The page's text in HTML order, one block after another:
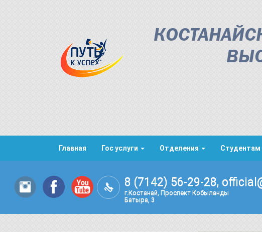
Главная Гос услуги Отделения Студентам
8 (7142) 56-29-28,
г.Костанай, Проспект Кобыланды
Батыра, 3